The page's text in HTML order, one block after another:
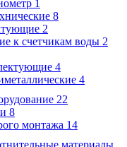
1
8
2
к счетчикам воды 2
4
4
22
8
монтажа 14